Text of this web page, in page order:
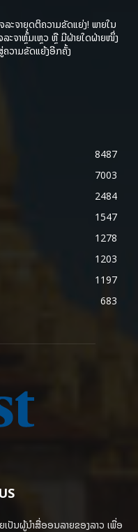
ລະຈາຍຸດຕິຄວາມຂັດແຍ່ງ! ພາຍໃນ
ະຈາຫຼົ້ມເຫຼວ ຫຼື ມີຝ່າຍໃດຝ່າຍໜຶ່ງ
ຄວາມຂັດແຍ້ງອີກຄັ້ງ
8487
7003
2484
1547
1278
1203
1197
683
ເປັນຜູ້ນຳສື່ອອນລາຍຂອງລາວ ເພື່ອ